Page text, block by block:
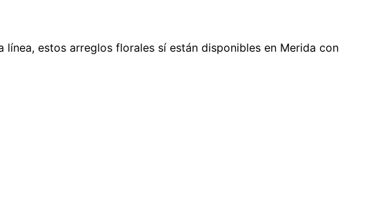
línea, estos arreglos florales sí están disponibles en Merida con